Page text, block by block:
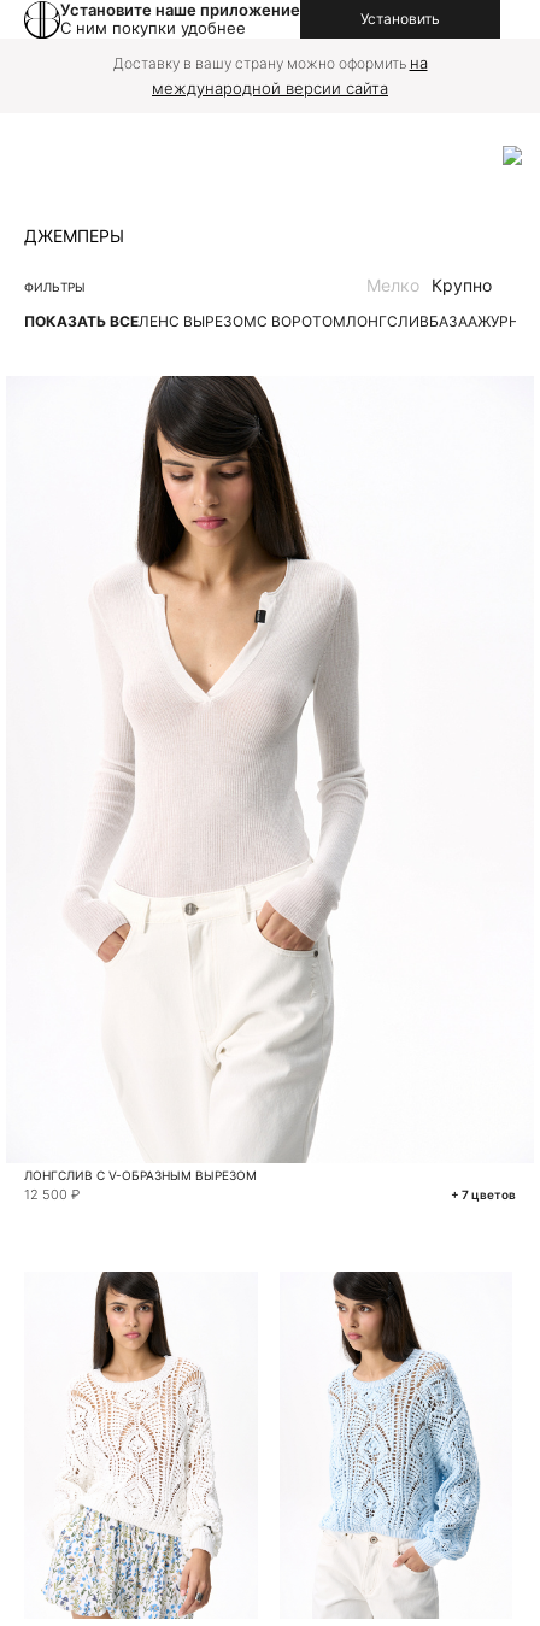
Установите наше приложение
С ним покупки удобнее
Установить
Доставку в вашу страну можно оформить на
международной версии сайта
ДЖЕМПЕРЫ
ФИЛЬТРЫ
ПОКАЗАТЬ ВСЕЛЕНС ВЫРЕЗОМС ВОРОТОМЛОНГСЛИВБАЗААЖУРНЫЕ
Мелко Крупно
ЛОНГСЛИВ С V-ОБРАЗНЫМ ВЫРЕЗОМ
12 500 ₽ + 7 цветов